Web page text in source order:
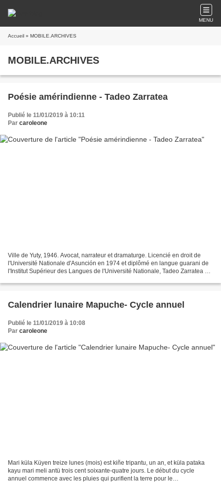
MENU
Accueil » MOBILE.ARCHIVES
MOBILE.ARCHIVES
Poésie amérindienne - Tadeo Zarratea
Publié le 11/01/2019 à 10:11
Par caroleone
Ville de Yuty, 1946. Avocat, narrateur et dramaturge. Licencié en droit de
l'Université Nationale d'Asunción en 1974 et diplômé en langue guarani de
l'Institut Supérieur des Langues de l'Université Nationale, Tadeo Zarratea est
Calendrier lunaire Mapuche- Cycle annuel
Publié le 11/01/2019 à 10:08
Par caroleone
Mari küla Küyen treize lunes (mois) est kiñe tripantu, un an, et küla pataka
kayu mari meli antü trois cent soixante-quatre jours. Le début du cycle
annuel commence avec les pluies qui purifient la terre pour le